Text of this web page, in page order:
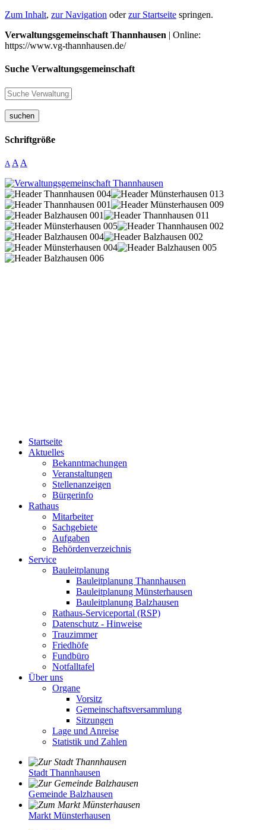
Zum Inhalt, zur Navigation oderzur Startseite springen.
Verwaltungsgemeinschaft Thannhausen | Online:
https://www.vg-thannhausen.de/
Suche Verwaltungsgemeinschaft
suchen
Schriftgröße
A A A
Startseite
Aktuelles
Bekanntmachungen
Veranstaltungen
Stellenanzeigen
Bürgerinfo
Rathaus
Mitarbeiter
Sachgebiete
Aufgaben
Behördenverzeichnis
Service
Bauleitplanung
Bauleitplanung Thannhausen
Bauleitplanung Münsterhausen
Bauleitplanung Balzhausen
Rathaus-Serviceportal (RSP)
Datenschutz - Hinweise
Trauzimmer
Friedhöfe
Fundbüro
Notfalltafel
Über uns
Organe
Vorsitz
Gemeinschaftsversammlung
Sitzungen
Lage und Anreise
Statistik und Zahlen
Stadt Thannhausen
Gemeinde Balzhausen
Markt Münsterhausen